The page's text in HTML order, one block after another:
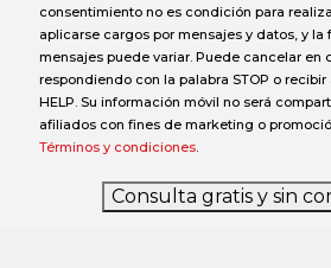
consentimiento no es condición para
aplicarse cargos por mensajes y datos, y la
mensajes puede variar. Puede cancelar en
respondiendo con la palabra STOP o
HELP. Su información móvil no será
afiliados con fines de marketing o
Términos y condiciones.
Consulta gratis y sin